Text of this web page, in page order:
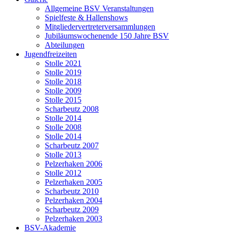
Allgemeine BSV Veranstaltungen
Spielfeste & Hallenshows
Mitgliedervertreterversammlungen
Jubiläumswochenende 150 Jahre BSV
Abteilungen
Jugendfreizeiten
Stolle 2021
Stolle 2019
Stolle 2018
Stolle 2009
Stolle 2015
Scharbeutz 2008
Stolle 2014
Stolle 2008
Stolle 2014
Scharbeutz 2007
Stolle 2013
Pelzerhaken 2006
Stolle 2012
Pelzerhaken 2005
Scharbeutz 2010
Pelzerhaken 2004
Scharbeutz 2009
Pelzerhaken 2003
BSV-Akademie